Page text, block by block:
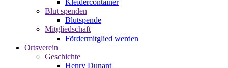
Kleidercontainer
Blut spenden
Blutspende
Mitgliedschaft
Fördermitglied werden
Ortsverein
Geschichte
Henry Dunant